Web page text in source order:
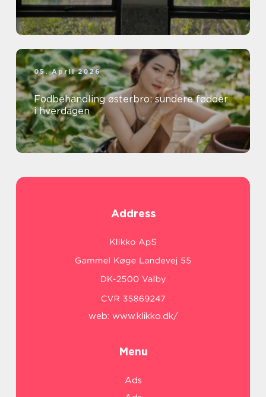
05. April 2026
Fodbehandling østerbro: sundere fødder
i hverdagen
Address
web: www.klikko.dk/
Menu
Ads